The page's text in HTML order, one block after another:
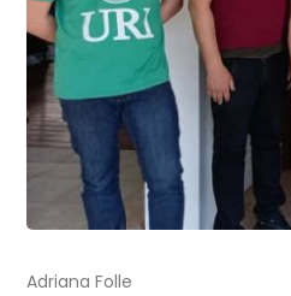
Adriana Folle